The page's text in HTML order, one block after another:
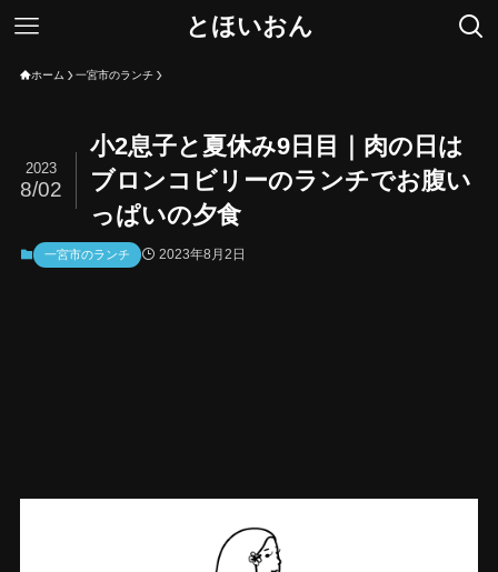
とほいおん
ホーム 一宮市のランチ
小2息子と夏休み9日目｜肉の日は
ブロンコビリーのランチでお腹い
っぱいの夕食
2023
8/02
一宮市のランチ 2023年8月2日